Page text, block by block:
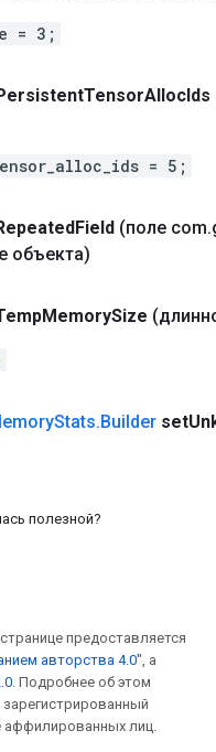
= 3;
TensorAllocIds
= 5;
Field (поле com.
объекта)
MemorySize
Stats.Builder set
полезной?
предоставляется
авторства 4.0", а
. Подробнее об этом
зарегистрированный
аффилированных лиц.